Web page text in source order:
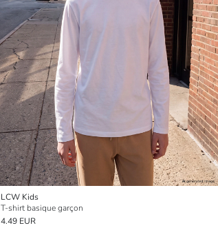
LCW Kids
T-shirt basique garçon
4.49 EUR